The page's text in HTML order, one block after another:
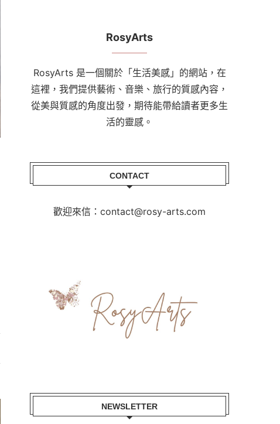
RosyArts
RosyArts 是一個關於「生活美感」的網站，在
這裡，我們提供藝術、音樂、旅行的質感內容，
從美與質感的角度出發，期待能帶給讀者更多生
活的靈感。
CONTACT
歡迎來信：contact@rosy-arts.com
NEWSLETTER